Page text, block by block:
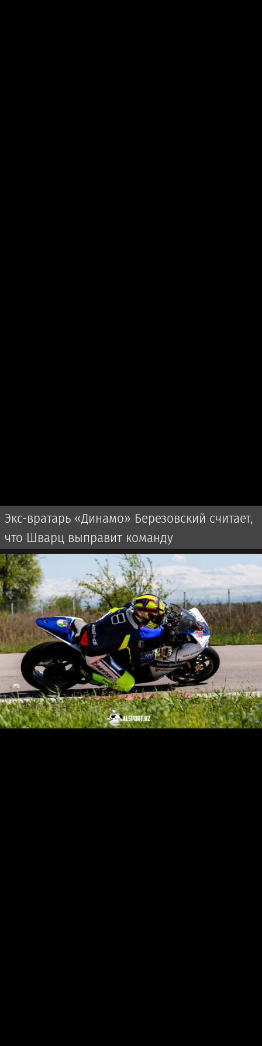
Экс-вратарь «Динамо» Березовский считает,
что Шварц выправит команду